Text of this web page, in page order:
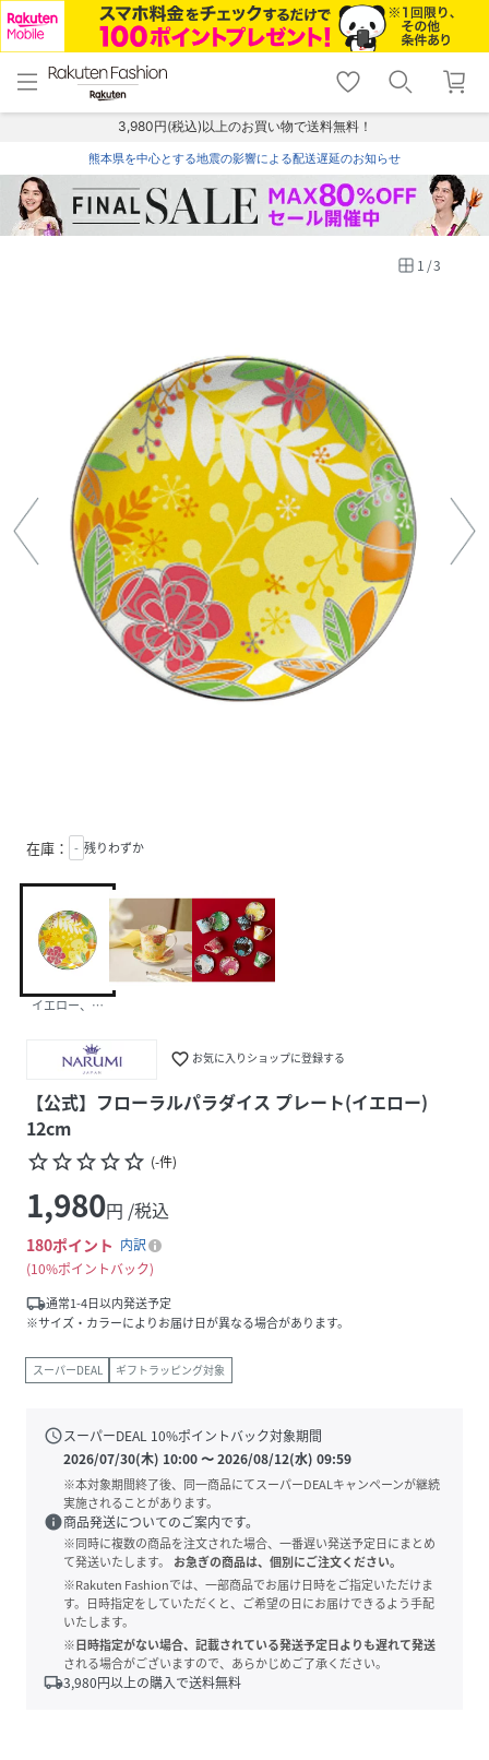
menu home
トップ
shopping_cart lock_outline
ログイン
3,980円(税込)以上のお買い物で送料無料！
熊本県を中心とする地震の影響による配送遅延のお知らせ
1 /3
在庫： - 残りわずか
イエロー、ピンク
favorite_border お気に入りショップに登録する
【公式】フローラルパラダイス プレート(イエロー)
12cm
star_borderstar_borderstar_borderstar_borderstar_border (-件)
1,980円 /税込
180ポイント 内訳
10%ポイントバック
local_shipping通常1-4日以内発送予定
※サイズ・カラーによりお届け日が異なる場合があります。
スーパーDEAL ギフトラッピング対象
scheduleスーパーDEAL 10%ポイントバック対象期間
2026/07/30(木) 10:00〜2026/08/12(水) 09:59
※本対象期間終了後、同一商品にてスーパーDEALキャンペーンが継続
実施されることがあります。
info商品発送についてのご案内です。
※同時に複数の商品を注文された場合、一番遅い発送予定日にまとめ
て発送いたします。
お急ぎの商品は、個別にご注文ください。
※Rakuten Fashionでは、一部商品でお届け日時をご指定いただけま
す。日時指定をしていただくと、ご希望の日にお届けできるよう手配
いたします。
※日時指定がない場合、記載されている発送予定日よりも遅れて発送
される場合がございますので、あらかじめご了承ください。
local_shipping3,980円以上の購入で送料無料